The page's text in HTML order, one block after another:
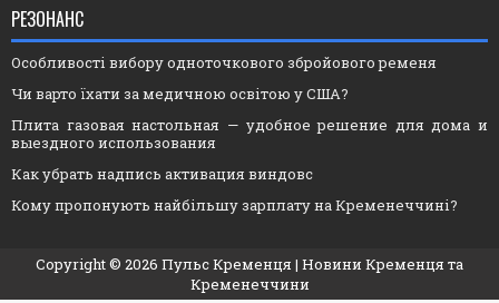
РЕЗОНАНС
Особливості вибору одноточкового збройового ременя
Чи варто їхати за медичною освітою у США?
Плита газовая настольная — удобное решение для дома и
выездного использования
Как убрать надпись активация виндовс
Кому пропонують найбільшу зарплату на Кременеччині?
Copyright © 2026 Пульс Кременця | Новини Кременця та
Кременеччини